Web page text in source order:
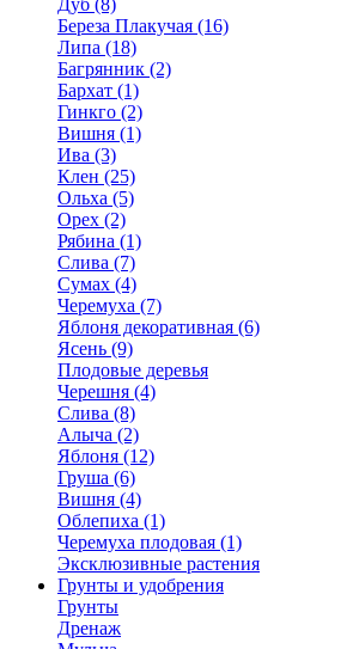
Дуб (8)
Береза Плакучая (16)
Липа (18)
Багрянник (2)
Бархат (1)
Гинкго (2)
Вишня (1)
Ива (3)
Клен (25)
Ольха (5)
Орех (2)
Рябина (1)
Слива (7)
Сумах (4)
Черемуха (7)
Яблоня декоративная (6)
Ясень (9)
Плодовые деревья
Черешня (4)
Слива (8)
Алыча (2)
Яблоня (12)
Груша (6)
Вишня (4)
Облепиха (1)
Черемуха плодовая (1)
Эксклюзивные растения
Грунты и удобрения
Грунты
Дренаж